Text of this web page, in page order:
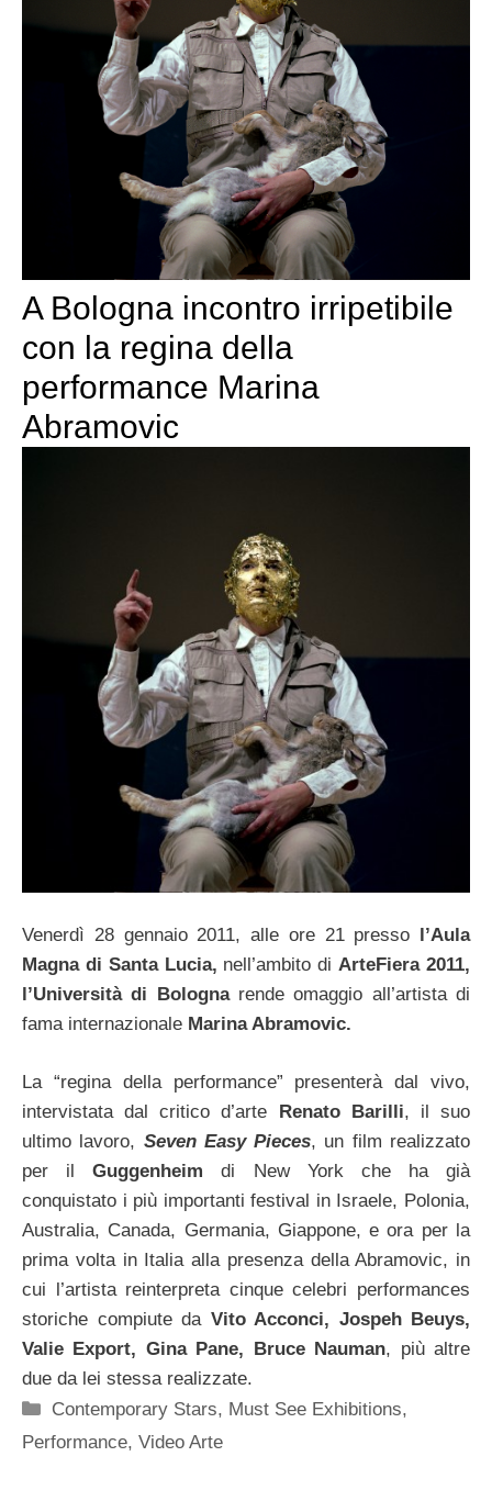
A Bologna incontro irripetibile
con la regina della
performance Marina
Abramovic
Venerdì 28 gennaio 2011, alle ore 21 presso l’Aula
Magna di Santa Lucia, nell’ambito diArteFiera 2011,
l’Università di Bologna rende omaggio all’artista di
fama internazionale Marina Abramovic.
La “regina della performance” presenterà dal vivo,
intervistata dal critico d’arte Renato Barilli, il suo
ultimo lavoro, Seven Easy Pieces, un film realizzato
per ilGuggenheim di New York che ha già
conquistato i più importanti festival in Israele, Polonia,
Australia, Canada, Germania, Giappone, e ora per la
prima volta in Italia alla presenza della Abramovic, in
cui l’artista reinterpreta cinque celebri performances
storiche compiute da Vito Acconci, Jospeh Beuys,
Valie Export, Gina Pane, Bruce Nauman, più altre
due da lei stessa realizzate.
Categorie
Contemporary Stars, Must See Exhibitions,
Performance, Video Arte